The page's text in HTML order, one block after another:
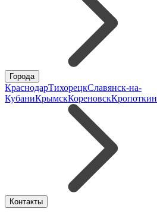
Города
КраснодарТихорецкСлавянск-на-
КубаниКрымскКореновскКропоткин
Контакты